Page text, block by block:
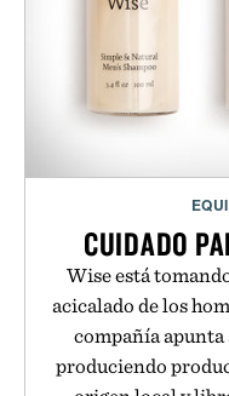
CUIDADO
Wise está
acicalado de los
compañía
produciendo